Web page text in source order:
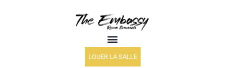
LOUER LA SALLE